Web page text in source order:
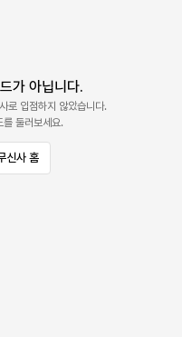
가 아닙니다.
로 입점하지 않았습니다.
둘러보세요.
신사 홈